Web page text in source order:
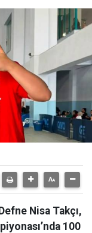
Nisa Takçı,
100